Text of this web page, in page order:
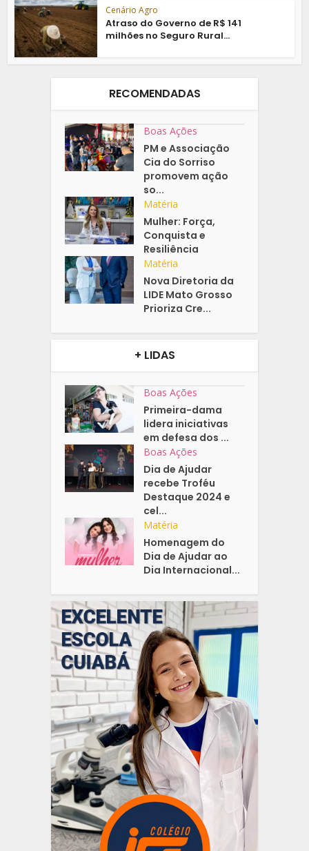
Cenário Agro
Atraso do Governo de R$ 141
milhões no Seguro Rural...
RECOMENDADAS
Boas Ações
PM e Associação
Cia do Sorriso
promovem ação
so...
Matéria
Mulher: Força,
Conquista e
Resiliência
Matéria
Nova Diretoria da
LIDE Mato Grosso
Prioriza Cre...
+ LIDAS
Boas Ações
Primeira-dama
lidera iniciativas
em defesa dos ...
Boas Ações
Dia de Ajudar
recebe Troféu
Destaque 2024 e
cel...
Matéria
Homenagem do
Dia de Ajudar ao
Dia Internacional...